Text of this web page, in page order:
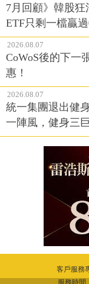
7月回顧》韓股
ETF只剩一檔贏
2026.08.07
CoWoS後的下一
惠！
2026.08.07
統一集團退出健
一陣風，健身三
客戶服務
服務時間